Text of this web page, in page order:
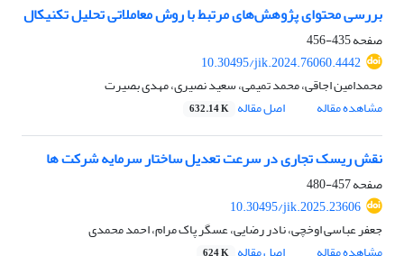
بررسی محتوای پژوهش‌های مرتبط با روش معاملاتی تحلیل تکنیکال
صفحه435-456
10.30495/jik.2024.76060.4442
محمدامین اجاقی، محمد تمیمی، سعید نصیری، مهدی بصیرت
مشاهده مقاله
اصل مقاله 632.14 K
نقش ریسک تجاری در سرعت تعدیل ساختار سرمایه شرکت ها
صفحه457-480
10.30495/jik.2025.23606
جعفر عباسی اوخچی، نادر رضایی، عسگر پاک مرام، احمد محمدی